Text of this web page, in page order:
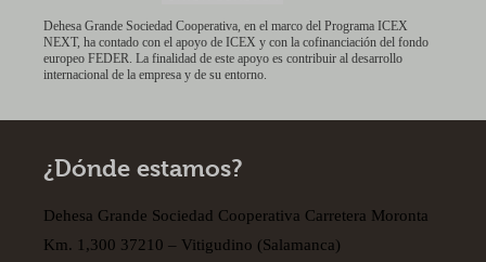
¿Dónde estamos?
Dehesa Grande Sociedad Cooperativa Carretera Moronta
Km. 1,300 37210 – Vitigudino (Salamanca)
Dehesa Grande Sociedad Cooperativa, en el marco del Programa ICEX
NEXT, ha contado con el apoyo de ICEX y con la cofinanciación del fondo
europeo FEDER. La finalidad de este apoyo es contribuir al desarrollo
internacional de la empresa y de su entorno.